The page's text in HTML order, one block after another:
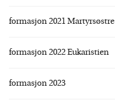
formasjon 2021 Martyrsøstre
formasjon 2022 Eukaristien
formasjon 2023